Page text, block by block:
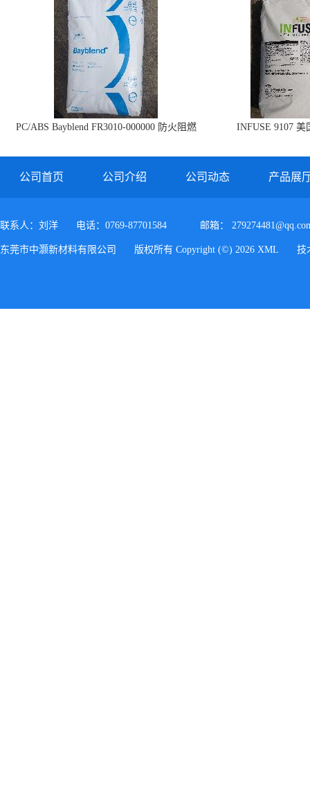
PC/ABS Bayblend FR3010-000000 防火阻燃
INFUSE 9107 美
公司首页 公司介绍 公司动态 产品展
联系人：刘洋 电话：0769-87701584 邮箱：
东莞市中灏新材料有限公司 版权所有 Copyright (©) 2026 XML 技